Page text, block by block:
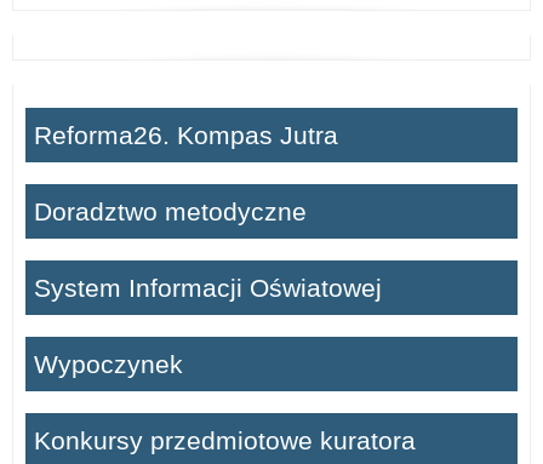
Reforma26. Kompas Jutra
Doradztwo metodyczne
System Informacji Oświatowej
Wypoczynek
Konkursy przedmiotowe kuratora